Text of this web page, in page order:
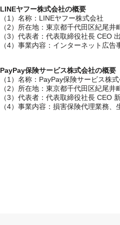
LINEヤフー株式会社の概要
（1）名称：LINEヤフー株式会社
（2）所在地：東京都千代田区紀尾
（3）代表者：代表取締役社長 CEO
（4）事業内容：インターネット広
PayPay保険サービス株式会社の概要
（1）名称：PayPay保険サービス株
（2）所在地：東京都千代田区紀尾
（3）代表者：代表取締役社長 CEO
（4）事業内容：損害保険代理業務